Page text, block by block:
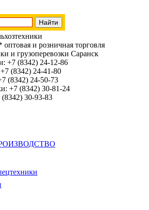
оптовая и розничная торговля
и грузоперевозки Саранск
+7 (8342) 24-12-86
+7 (8342) 24-41-80
(8342) 24-50-73
+7 (8342) 30-81-24
(8342) 30-93-83